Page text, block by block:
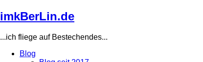
Direkt
zum
imkBerLin.de
...ich fliege auf Bestechendes...
Blog